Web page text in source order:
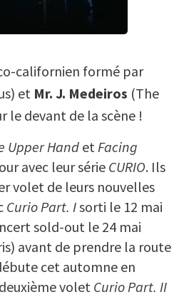
californien formé par
et Mr. J. Medeiros (The
le devant de la scène !
Upper Hand etFacing
avec leur série CURIO. Ils
volet de leurs nouvelles
Curio Part. Isorti le 12 mai
sold-out le 24 mai
avant de prendre la route
cet automne en
volet Curio Part. II